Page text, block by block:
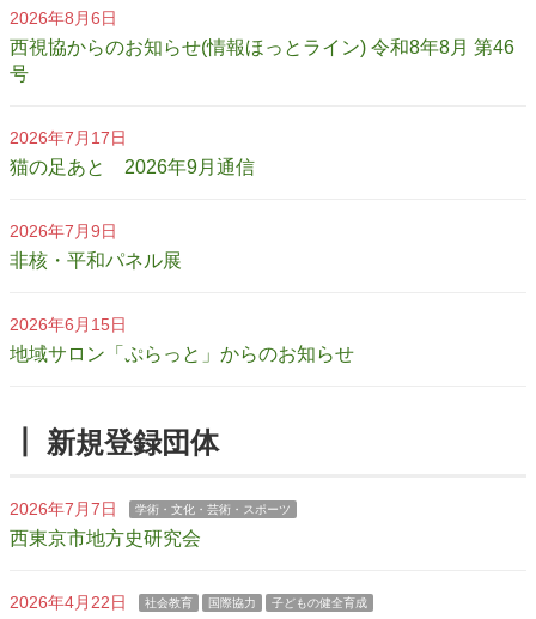
2026年8月6日
西視協からのお知らせ(情報ほっとライン) 令和8年8月 第46
号
2026年7月17日
猫の足あと 2026年9月通信
2026年7月9日
非核・平和パネル展
2026年6月15日
地域サロン「ぷらっと」からのお知らせ
┃ 新規登録団体
2026年7月7日 学術・文化・芸術・スポーツ
西東京市地方史研究会
2026年4月22日 社会教育 国際協力 子どもの健全育成